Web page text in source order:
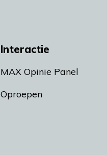
Interactie
MAX Opinie Panel
Oproepen